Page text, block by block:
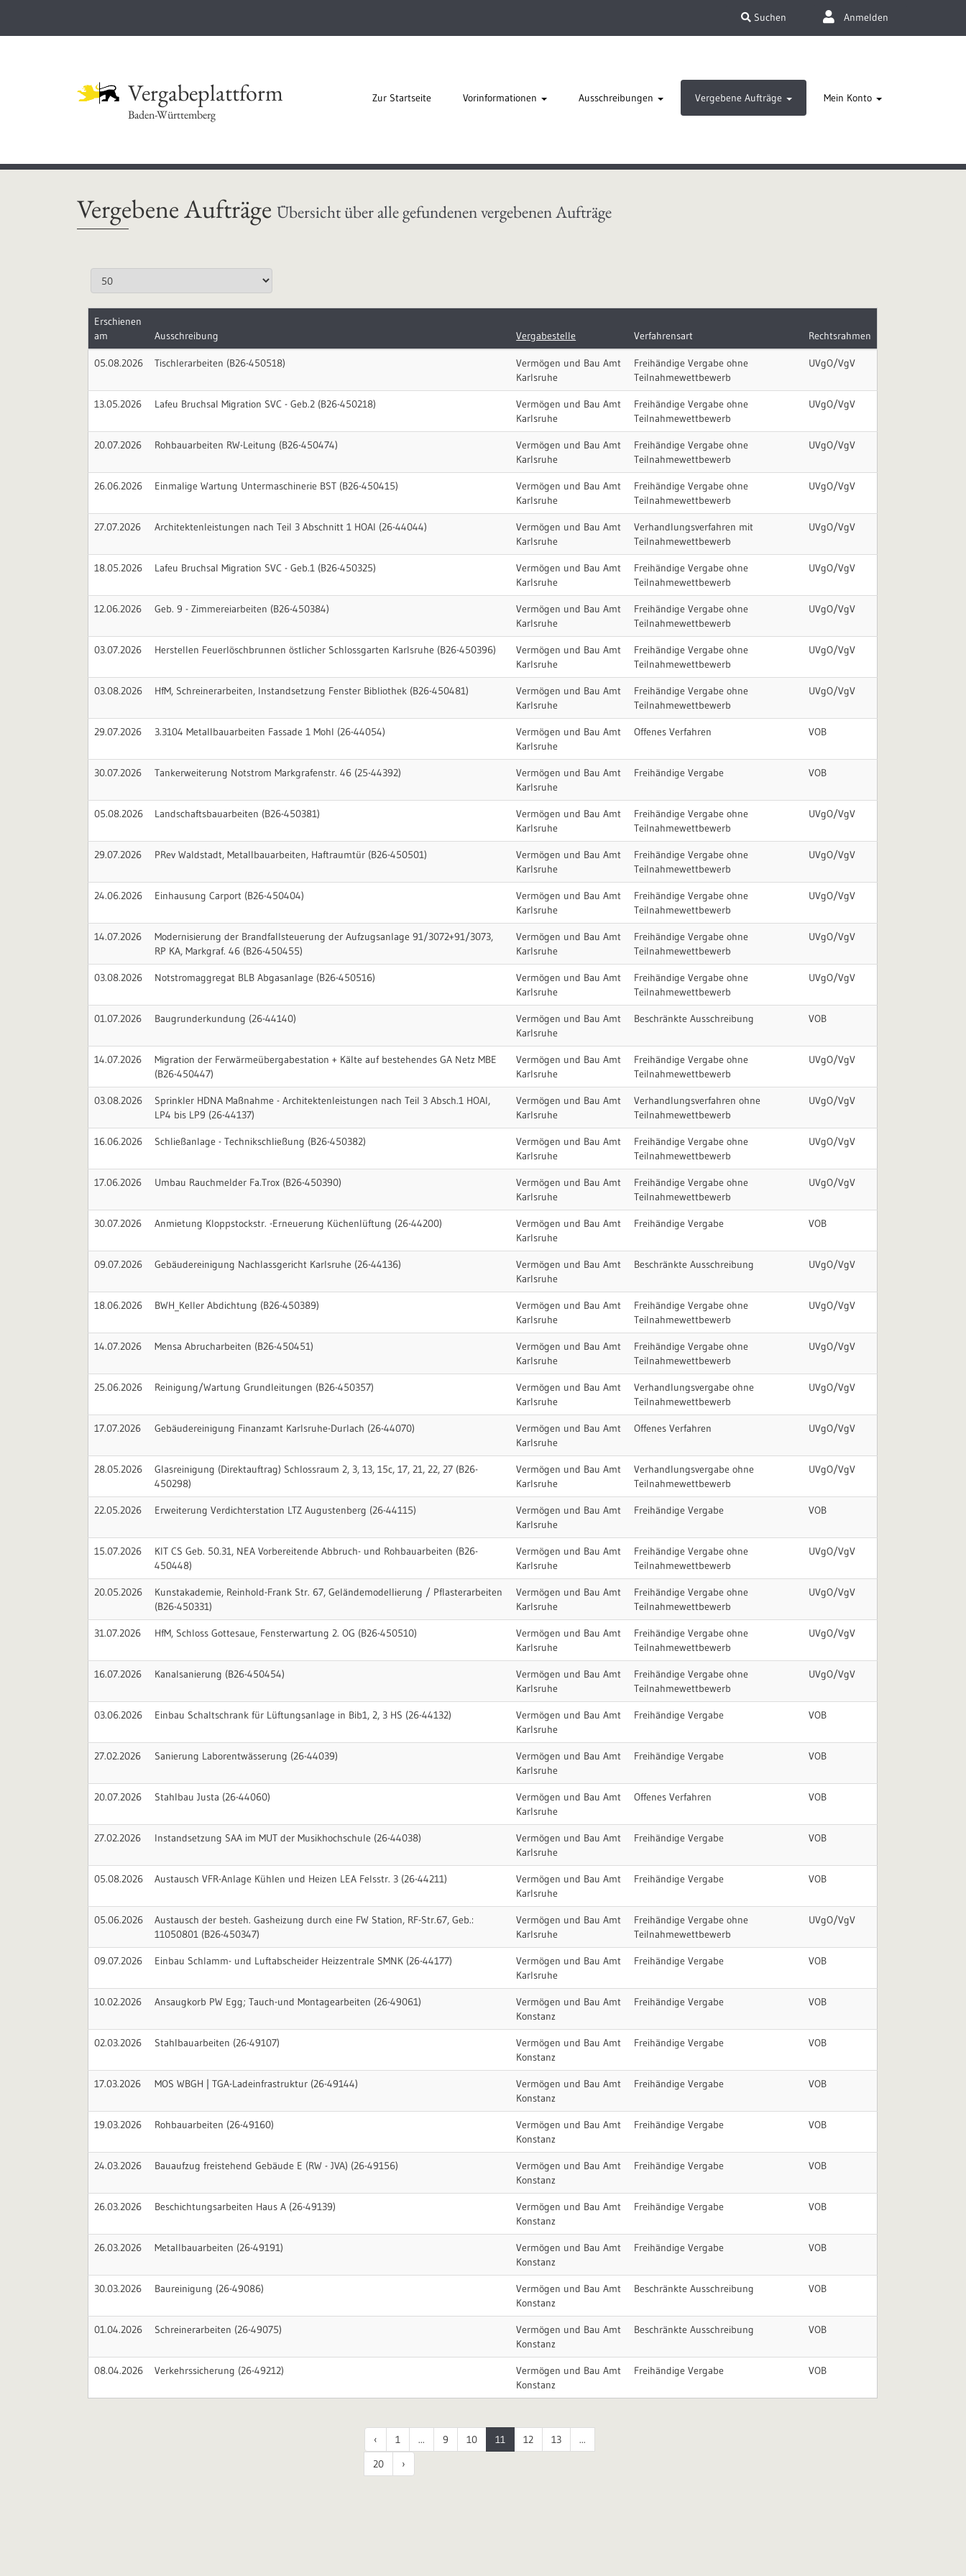
Suchen Anmelden
Vergabeplattform
Baden-Württemberg
Zur Startseite Vorinformationen Ausschreibungen Vergebene Aufträge Mein Konto
Vergebene Aufträge Übersicht über alle gefundenen vergebenen Aufträge
Erschienen
am
Ausschreibung Vergabestelle Verfahrensart Rechtsrahmen
05.08.2026 Tischlerarbeiten (B26-450518)
Vermögen und Bau Amt
Karlsruhe
Freihändige Vergabe ohne
Teilnahmewettbewerb
UVgO/VgV
13.05.2026 Lafeu Bruchsal Migration SVC - Geb.2 (B26-450218)
Vermögen und Bau Amt
Karlsruhe
Freihändige Vergabe ohne
Teilnahmewettbewerb
UVgO/VgV
20.07.2026 Rohbauarbeiten RW-Leitung (B26-450474)
Vermögen und Bau Amt
Karlsruhe
Freihändige Vergabe ohne
Teilnahmewettbewerb
UVgO/VgV
26.06.2026 Einmalige Wartung Untermaschinerie BST (B26-450415)
Vermögen und Bau Amt
Karlsruhe
Freihändige Vergabe ohne
Teilnahmewettbewerb
UVgO/VgV
27.07.2026 Architektenleistungen nach Teil 3 Abschnitt 1 HOAI (26-44044)
Vermögen und Bau Amt
Karlsruhe
Verhandlungsverfahren mit
Teilnahmewettbewerb
UVgO/VgV
18.05.2026 Lafeu Bruchsal Migration SVC - Geb.1 (B26-450325)
Vermögen und Bau Amt
Karlsruhe
Freihändige Vergabe ohne
Teilnahmewettbewerb
UVgO/VgV
12.06.2026 Geb. 9 - Zimmereiarbeiten (B26-450384)
Vermögen und Bau Amt
Karlsruhe
Freihändige Vergabe ohne
Teilnahmewettbewerb
UVgO/VgV
03.07.2026 Herstellen Feuerlöschbrunnen östlicher Schlossgarten Karlsruhe (B26-450396)
Vermögen und Bau Amt
Karlsruhe
Freihändige Vergabe ohne
Teilnahmewettbewerb
UVgO/VgV
03.08.2026 HfM, Schreinerarbeiten, Instandsetzung Fenster Bibliothek (B26-450481)
Vermögen und Bau Amt
Karlsruhe
Freihändige Vergabe ohne
Teilnahmewettbewerb
UVgO/VgV
29.07.2026 3.3104 Metallbauarbeiten Fassade 1 Mohl (26-44054)
Vermögen und Bau Amt
Karlsruhe
Offenes Verfahren VOB
30.07.2026 Tankerweiterung Notstrom Markgrafenstr. 46 (25-44392)
Vermögen und Bau Amt
Karlsruhe
Freihändige Vergabe VOB
05.08.2026 Landschaftsbauarbeiten (B26-450381)
Vermögen und Bau Amt
Karlsruhe
Freihändige Vergabe ohne
Teilnahmewettbewerb
UVgO/VgV
29.07.2026 PRev Waldstadt, Metallbauarbeiten, Haftraumtür (B26-450501)
Vermögen und Bau Amt
Karlsruhe
Freihändige Vergabe ohne
Teilnahmewettbewerb
UVgO/VgV
24.06.2026 Einhausung Carport (B26-450404)
Vermögen und Bau Amt
Karlsruhe
Freihändige Vergabe ohne
Teilnahmewettbewerb
UVgO/VgV
14.07.2026
Modernisierung der Brandfallsteuerung der Aufzugsanlage 91/3072+91/3073,
RP KA, Markgraf. 46 (B26-450455)
Vermögen und Bau Amt
Karlsruhe
Freihändige Vergabe ohne
Teilnahmewettbewerb
UVgO/VgV
03.08.2026 Notstromaggregat BLB Abgasanlage (B26-450516)
Vermögen und Bau Amt
Karlsruhe
Freihändige Vergabe ohne
Teilnahmewettbewerb
UVgO/VgV
01.07.2026 Baugrunderkundung (26-44140)
Vermögen und Bau Amt
Karlsruhe
Beschränkte Ausschreibung VOB
14.07.2026
Migration der Ferwärmeübergabestation + Kälte auf bestehendes GA Netz MBE
(B26-450447)
Vermögen und Bau Amt
Karlsruhe
Freihändige Vergabe ohne
Teilnahmewettbewerb
UVgO/VgV
03.08.2026
Sprinkler HDNA Maßnahme - Architektenleistungen nach Teil 3 Absch.1 HOAI,
LP4 bis LP9 (26-44137)
Vermögen und Bau Amt
Karlsruhe
Verhandlungsverfahren ohne
Teilnahmewettbewerb
UVgO/VgV
16.06.2026 Schließanlage - Technikschließung (B26-450382)
Vermögen und Bau Amt
Karlsruhe
Freihändige Vergabe ohne
Teilnahmewettbewerb
UVgO/VgV
17.06.2026 Umbau Rauchmelder Fa.Trox (B26-450390)
Vermögen und Bau Amt
Karlsruhe
Freihändige Vergabe ohne
Teilnahmewettbewerb
UVgO/VgV
30.07.2026 Anmietung Kloppstockstr. -Erneuerung Küchenlüftung (26-44200)
Vermögen und Bau Amt
Karlsruhe
Freihändige Vergabe VOB
09.07.2026 Gebäudereinigung Nachlassgericht Karlsruhe (26-44136)
Vermögen und Bau Amt
Karlsruhe
Beschränkte Ausschreibung UVgO/VgV
18.06.2026 BWH_Keller Abdichtung (B26-450389)
Vermögen und Bau Amt
Karlsruhe
Freihändige Vergabe ohne
Teilnahmewettbewerb
UVgO/VgV
14.07.2026 Mensa Abrucharbeiten (B26-450451)
Vermögen und Bau Amt
Karlsruhe
Freihändige Vergabe ohne
Teilnahmewettbewerb
UVgO/VgV
25.06.2026 Reinigung/Wartung Grundleitungen (B26-450357)
Vermögen und Bau Amt
Karlsruhe
Verhandlungsvergabe ohne
Teilnahmewettbewerb
UVgO/VgV
17.07.2026 Gebäudereinigung Finanzamt Karlsruhe-Durlach (26-44070)
Vermögen und Bau Amt
Karlsruhe
Offenes Verfahren UVgO/VgV
28.05.2026
Glasreinigung (Direktauftrag) Schlossraum 2, 3, 13, 15c, 17, 21, 22, 27 (B26-
450298)
Vermögen und Bau Amt
Karlsruhe
Verhandlungsvergabe ohne
Teilnahmewettbewerb
UVgO/VgV
22.05.2026 Erweiterung Verdichterstation LTZ Augustenberg (26-44115)
Vermögen und Bau Amt
Karlsruhe
Freihändige Vergabe VOB
15.07.2026
KIT CS Geb. 50.31, NEA Vorbereitende Abbruch- und Rohbauarbeiten (B26-
450448)
Vermögen und Bau Amt
Karlsruhe
Freihändige Vergabe ohne
Teilnahmewettbewerb
UVgO/VgV
20.05.2026
Kunstakademie, Reinhold-Frank Str. 67, Geländemodellierung / Pflasterarbeiten
(B26-450331)
Vermögen und Bau Amt
Karlsruhe
Freihändige Vergabe ohne
Teilnahmewettbewerb
UVgO/VgV
31.07.2026 HfM, Schloss Gottesaue, Fensterwartung 2. OG (B26-450510)
Vermögen und Bau Amt
Karlsruhe
Freihändige Vergabe ohne
Teilnahmewettbewerb
UVgO/VgV
16.07.2026 Kanalsanierung (B26-450454)
Vermögen und Bau Amt
Karlsruhe
Freihändige Vergabe ohne
Teilnahmewettbewerb
UVgO/VgV
03.06.2026 Einbau Schaltschrank für Lüftungsanlage in Bib1, 2, 3 HS (26-44132)
Vermögen und Bau Amt
Karlsruhe
Freihändige Vergabe VOB
27.02.2026 Sanierung Laborentwässerung (26-44039)
Vermögen und Bau Amt
Karlsruhe
Freihändige Vergabe VOB
20.07.2026 Stahlbau Justa (26-44060)
Vermögen und Bau Amt
Karlsruhe
Offenes Verfahren VOB
27.02.2026 Instandsetzung SAA im MUT der Musikhochschule (26-44038)
Vermögen und Bau Amt
Karlsruhe
Freihändige Vergabe VOB
05.08.2026 Austausch VFR-Anlage Kühlen und Heizen LEA Felsstr. 3 (26-44211)
Vermögen und Bau Amt
Karlsruhe
Freihändige Vergabe VOB
05.06.2026
Austausch der besteh. Gasheizung durch eine FW Station, RF-Str.67, Geb.:
11050801 (B26-450347)
Vermögen und Bau Amt
Karlsruhe
Freihändige Vergabe ohne
Teilnahmewettbewerb
UVgO/VgV
09.07.2026 Einbau Schlamm- und Luftabscheider Heizzentrale SMNK (26-44177)
Vermögen und Bau Amt
Karlsruhe
Freihändige Vergabe VOB
10.02.2026 Ansaugkorb PW Egg; Tauch-und Montagearbeiten (26-49061)
Vermögen und Bau Amt
Konstanz
Freihändige Vergabe VOB
02.03.2026 Stahlbauarbeiten (26-49107)
Vermögen und Bau Amt
Konstanz
Freihändige Vergabe VOB
17.03.2026 MOS WBGH | TGA-Ladeinfrastruktur (26-49144)
Vermögen und Bau Amt
Konstanz
Freihändige Vergabe VOB
19.03.2026 Rohbauarbeiten (26-49160)
Vermögen und Bau Amt
Konstanz
Freihändige Vergabe VOB
24.03.2026 Bauaufzug freistehend Gebäude E (RW - JVA) (26-49156)
Vermögen und Bau Amt
Konstanz
Freihändige Vergabe VOB
26.03.2026 Beschichtungsarbeiten Haus A (26-49139)
Vermögen und Bau Amt
Konstanz
Freihändige Vergabe VOB
26.03.2026 Metallbauarbeiten (26-49191)
Vermögen und Bau Amt
Konstanz
Freihändige Vergabe VOB
30.03.2026 Baureinigung (26-49086)
Vermögen und Bau Amt
Konstanz
Beschränkte Ausschreibung VOB
01.04.2026 Schreinerarbeiten (26-49075)
Vermögen und Bau Amt
Konstanz
Beschränkte Ausschreibung VOB
08.04.2026 Verkehrssicherung (26-49212)
Vermögen und Bau Amt
Konstanz
Freihändige Vergabe VOB
‹ 1 ... 9 10 11 12 13
...
20
›